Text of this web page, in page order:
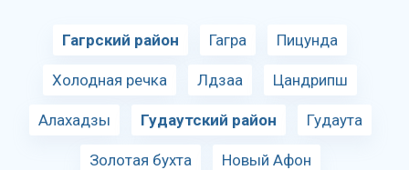
Гагрский район Гагра Пицунда
Холодная речка Лдзаа Цандрипш
Алахадзы Гудаутский район Гудаута
Золотая бухта Новый Афон